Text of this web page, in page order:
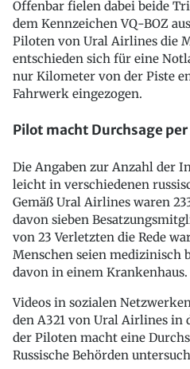
Offenbar fielen dabei beide
dem Kennzeichen VQ-BOZ
Piloten von Ural Airlines die
entschieden sich für eine
nur Kilometer von der Piste
Fahrwerk eingezogen.
Pilot macht Durchsage
Die Angaben zur Anzahl der
leicht in verschiedenen
Gemäß Ural Airlines waren
davon sieben
von 23 Verletzten die Rede
Menschen seien medizinisch
davon in einem Krankenhaus.
Videos in sozialen
den A321 von Ural Airlines in
der Piloten macht eine
Russische Behörden